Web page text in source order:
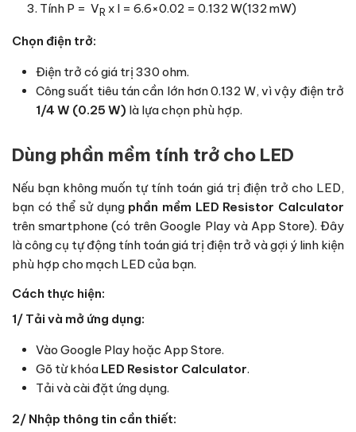
Tính P = VR x I = 6.6×0.02 = 0.132W(132mW)
Chọn điện trở:
Điện trở có giá trị 330 ohm.
Công suất tiêu tán cần lớn hơn 0.132 W, vì vậy điện trở
1/4 W (0.25 W) là lựa chọn phù hợp.
Dùng phần mềm tính trở cho LED
Nếu bạn không muốn tự tính toán giá trị điện trở cho LED,
bạn có thể sử dụng phần mềm LED Resistor Calculator
trên smartphone (có trên Google Play và App Store). Đây
là công cụ tự động tính toán giá trị điện trở và gợi ý linh kiện
phù hợp cho mạch LED của bạn.
Cách thực hiện:
1/ Tải và mở ứng dụng:
Vào Google Play hoặc App Store.
Gõ từ khóa LED Resistor Calculator.
Tải và cài đặt ứng dụng.
2/ Nhập thông tin cần thiết: